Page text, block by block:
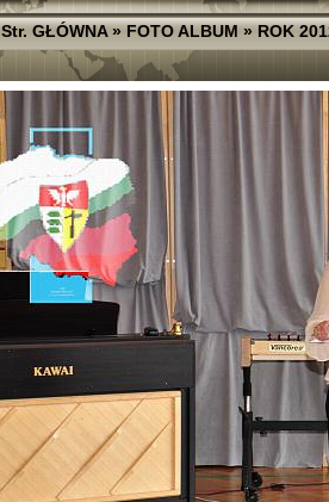
Str. GŁÓWNA»FOTO ALBUM»ROK